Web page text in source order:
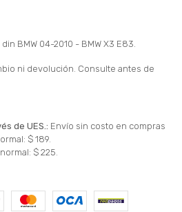
BMW 04-2010 - BMW X3 E83.
ni devolución. Consulte antes de
de UES.: Envío sin costo en compras
$ 189.
$ 225.